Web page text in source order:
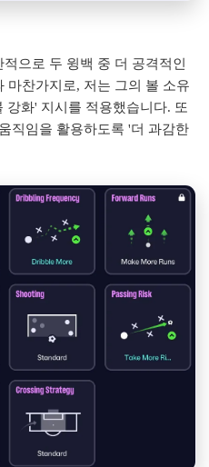
으로 두 윙백 중 더 공격적인
마찬가지로, 저는 그의 볼 소유
강화' 지시를 적용했습니다. 또
직임을 활용하도록 '더 과감한